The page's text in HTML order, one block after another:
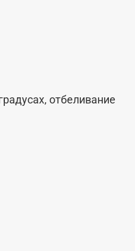
отбеливание